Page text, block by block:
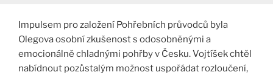
Impulsem pro založení Pohřebních průvodců byla
Olegova osobní zkušenost s odosobněnými a
emocionálně chladnými pohřby v Česku. Vojtíšek chtěl
nabídnout pozůstalým možnost uspořádat rozloučení,